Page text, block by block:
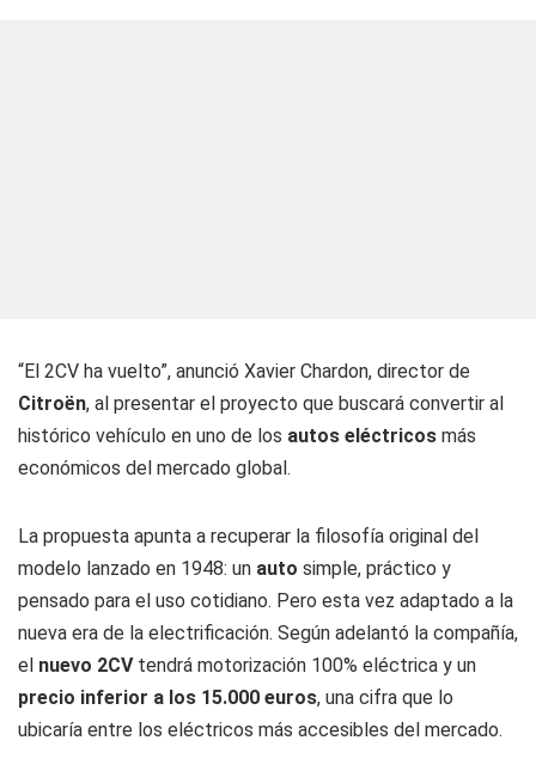
“El 2CV ha vuelto”, anunció Xavier Chardon, director de
Citroën, al presentar el proyecto que buscará convertir al
histórico vehículo en uno de los autos eléctricos más
económicos del mercado global.
La propuesta apunta a recuperar la filosofía original del
modelo lanzado en 1948: un auto simple, práctico y
pensado para el uso cotidiano. Pero esta vez adaptado a la
nueva era de la electrificación. Según adelantó la compañía,
el nuevo 2CVtendrá motorización 100% eléctrica y un
precio inferior a los 15.000 euros, una cifra que lo
ubicaría entre los eléctricos más accesibles del mercado.